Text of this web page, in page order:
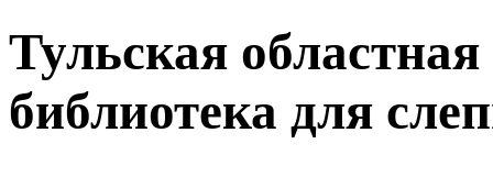
Тульская
библиотека для